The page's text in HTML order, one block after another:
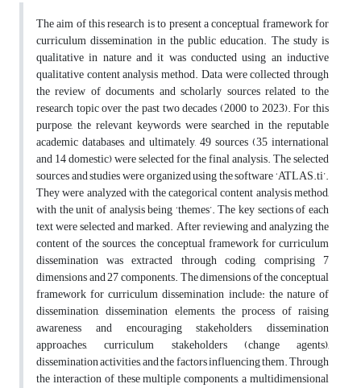
The aim of this research is to present a conceptual framework for
curriculum dissemination in the public education. The study is
qualitative in nature and it was conducted using an inductive
qualitative content analysis method. Data were collected through
the review of documents and scholarly sources related to the
research topic over the past two decades (2000 to 2023). For this
purpose, the relevant keywords were searched in the reputable
academic databases, and ultimately, 49 sources (35 international
and 14 domestic) were selected for the final analysis. The selected
sources and studies were organized using the software ‘ATLAS.ti’.
They were analyzed with the categorical content analysis method,
with the unit of analysis being ‘themes’. The key sections of each
text were selected and marked. After reviewing and analyzing the
content of the sources, the conceptual framework for curriculum
dissemination was extracted through coding, comprising 7
dimensions and 27 components. The dimensions of the conceptual
framework for curriculum dissemination include: the nature of
dissemination, dissemination elements, the process of raising
awareness and encouraging stakeholders, dissemination
approaches, curriculum stakeholders (change agents),
dissemination activities, and the factors influencing them. Through
the interaction of these multiple components, a multidimensional